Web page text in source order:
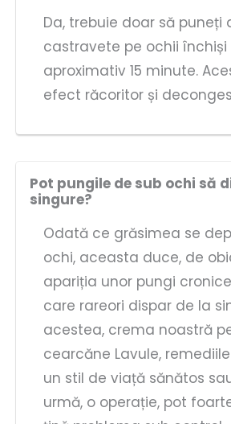
Da, trebuie doar să puneți
castravete pe ochii
aproximativ 15 minute.
efect răcoritor și
Pot pungile de sub ochi să
singure?
Odată ce grăsimea se
ochi, aceasta duce, de
apariția unor pungi
care rareori dispar de la
acestea, crema noastră
cearcăne Lavule,
un stil de viață sănătos
urmă, o operație, pot